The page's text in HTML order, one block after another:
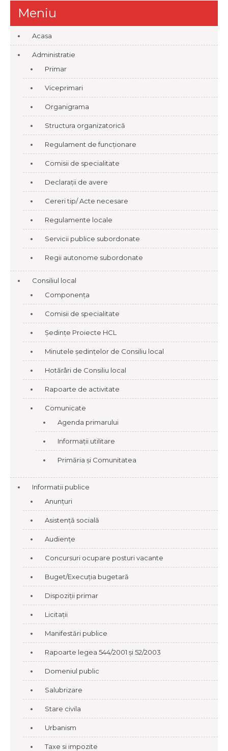
Meniu
Acasa
Administratie
Primar
Viceprimari
Organigrama
Structura organizatorică
Regulament de funcționare
Comisii de specialitate
Declarații de avere
Cereri tip/ Acte necesare
Regulamente locale
Servicii publice subordonate
Regii autonome subordonate
Consiliul local
Componența
Comisii de specialitate
Ședințe Proiecte HCL
Minutele ședințelor de Consiliu local
Hotărâri de Consiliu local
Rapoarte de activitate
Comunicate
Agenda primarului
Informații utilitare
Primăria și Comunitatea
Informatii publice
Anunțuri
Asistență socială
Audiențe
Concursuri ocupare posturi vacante
Buget/Execuția bugetară
Dispoziții primar
Licitații
Manifestări publice
Rapoarte legea 544/2001 și 52/2003
Domeniul public
Salubrizare
Stare civila
Urbanism
Taxe si impozite